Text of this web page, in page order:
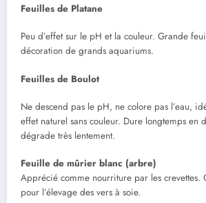
Feuilles de Platane
Peu d’effet sur le pH et la couleur. Grande
décoration de grands aquariums.
Feuilles de Boulot
Ne descend pas le pH, ne colore pas l’eau,
effet naturel sans couleur. Dure longtemps en
dégrade très lentement.
Feuille de mûrier blanc (arbre)
Apprécié comme nourriture par les crevettes.
pour l’élevage des vers à soie.